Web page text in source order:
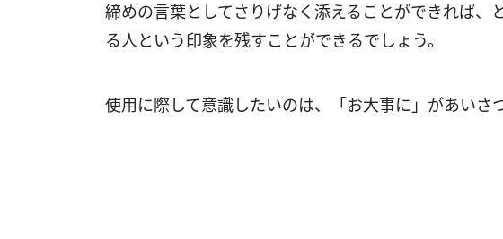
締めの言葉としてさりげなく添えることができれば、
る人という印象を残すことができるでしょう。
使用に際して意識したいのは、「お大事に」があいさ